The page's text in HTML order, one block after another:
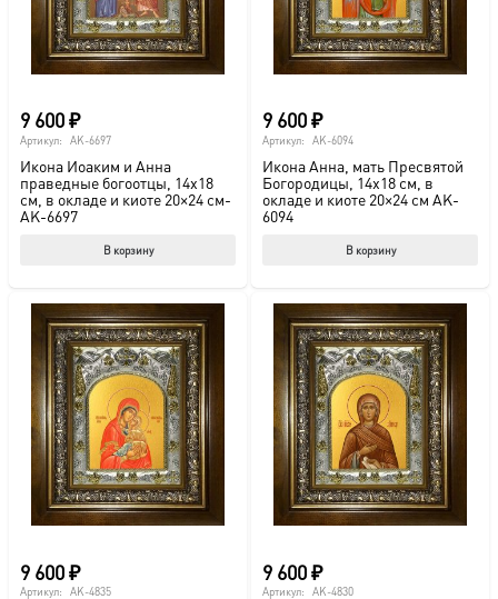
9 600₽
Артикул: AK-6697
Икона Иоаким и Анна
праведные богоотцы, 14х18
см, в окладе и киоте 20×24 см-
AK-6697
В корзину
9 600₽
Артикул: AK-6094
Икона Анна, мать Пресвятой
Богородицы, 14х18 см, в
окладе и киоте 20×24 см AK-
6094
В корзину
9 600₽
Артикул: AK-4835
9 600₽
Артикул: AK-4830